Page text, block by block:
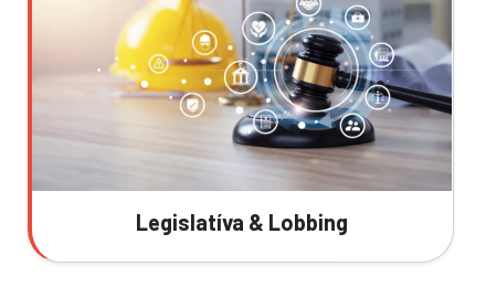
Legislatíva & Lobbing